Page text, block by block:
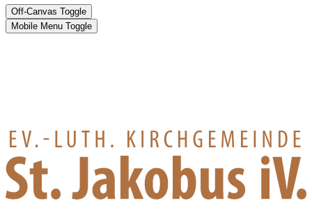
Off-Canvas Toggle
Mobile Menu Toggle